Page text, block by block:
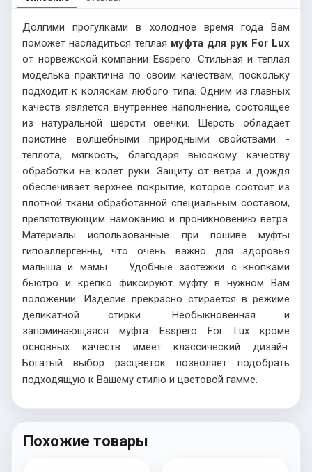
Долгими прогулками в холодное время года Вам
поможет насладиться теплая муфта для рук For Lux
от норвежской компании Esspero . Стильная и теплая
моделька практична по своим качествам, поскольку
подходит к коляскам любого типа. Одним из главных
качеств является внутреннее наполнение, состоящее
из натуральной шерсти овечки. Шерсть обладает
поистине волшебными природными свойствами -
теплота, мягкость, благодаря высокому качеству
обработки не колет руки. Защиту от ветра и дождя
обеспечивает верхнее покрытие, которое состоит из
плотной ткани обработанной специальным составом,
препятствующим намоканию и проникновению ветра.
Материалы использованные при пошиве муфты
гипоаллергенны, что очень важно для здоровья
малыша и мамы. Удобные застежки с кнопками
быстро и крепко фиксируют муфту в нужном Вам
положении. Изделие прекрасно стирается в режиме
деликатной стирки. Необыкновенная и
запоминающаяся муфта Esspero For Lux
кроме
основных качеств имеет классический дизайн.
Богатый выбор расцветок позволяет подобрать
подходящую к Вашему стилю и цветовой гамме.
Похожие товары